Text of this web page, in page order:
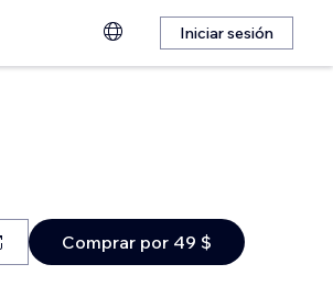
Iniciar sesión
Comprar por 49 $